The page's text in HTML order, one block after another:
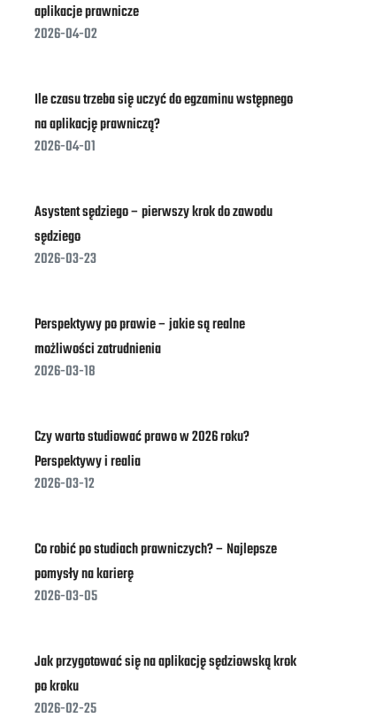
aplikacje prawnicze
2026-04-02
Ile czasu trzeba się uczyć do egzaminu wstępnego
na aplikację prawniczą?
2026-04-01
Asystent sędziego – pierwszy krok do zawodu
sędziego
2026-03-23
Perspektywy po prawie – jakie są realne
możliwości zatrudnienia
2026-03-18
Czy warto studiować prawo w 2026 roku?
Perspektywy i realia
2026-03-12
Co robić po studiach prawniczych? – Najlepsze
pomysły na karierę
2026-03-05
Jak przygotować się na aplikację sędziowską krok
po kroku
2026-02-25